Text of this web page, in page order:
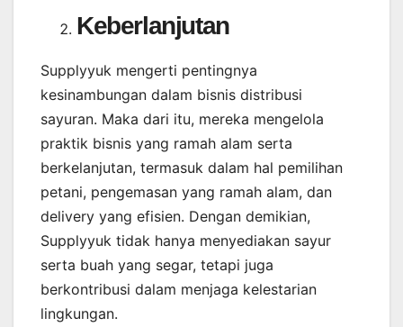
Keberlanjutan
Supplyyuk mengerti pentingnya
kesinambungan dalam bisnis distribusi
sayuran. Maka dari itu, mereka mengelola
praktik bisnis yang ramah alam serta
berkelanjutan, termasuk dalam hal pemilihan
petani, pengemasan yang ramah alam, dan
delivery yang efisien. Dengan demikian,
Supplyyuk tidak hanya menyediakan sayur
serta buah yang segar, tetapi juga
berkontribusi dalam menjaga kelestarian
lingkungan.